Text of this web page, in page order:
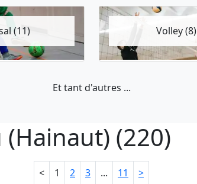
(11) Volley (8)
Et tant d'autres ...
(220)
< 1 2 3 ... 11 >